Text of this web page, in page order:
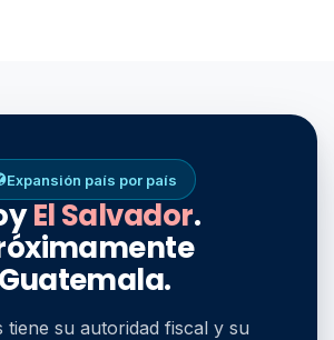
Expansión país por país
El Salvador.
Guatemala.
tiene su autoridad fiscal y su